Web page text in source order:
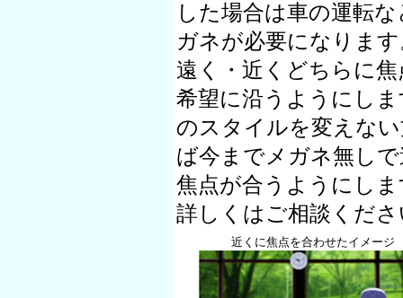
した場合は車の運転
ガネが必要になりま
遠く・近くどちらに
希望に沿うようにし
のスタイルを変えな
ば今までメガネ無し
焦点が合うようにし
詳しくはご相談くだ
近くに焦点を合わせたイメージ